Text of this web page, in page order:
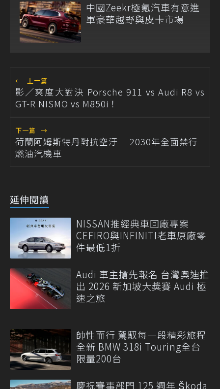
中國Zeekr極氪汽車有意進
軍豪華越野與皮卡市場
← 上一篇
影／爽度大對決 Porsche 911 vs Audi R8 vs
GT-R NISMO vs M850i！
下一篇 →
荷蘭阿姆斯特丹對抗空汙 2030年全面禁行
燃油汽機車
延伸閱讀
NISSAN推經典車回廠專案
CEFIRO與INFINITI老車原廠零
件最低1折
Audi 車主搶先報名 台灣奧迪推
出 2026 新加坡大獎賽 Audi 極
速之旅
帥性而行 駕馭每一段精彩旅程
全新 BMW 318i Touring全台
限量200台
慶祝賽事部門 125 週年 Škoda